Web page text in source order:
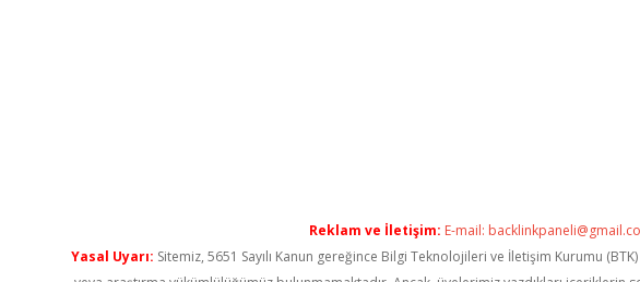
Reklam ve İletişim: E-mail:
Yasal Uyarı: Sitemiz, 5651 Sayılı Kanun gereğince Bilgi Teknolojileri ve İletişim Kurumu